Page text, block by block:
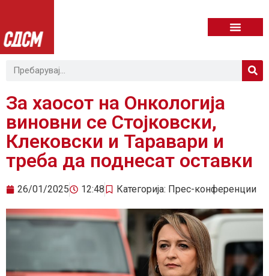
За хаосот на Онкологија
виновни се Стојковски,
Клековски и Таравари и
треба да поднесат оставки
26/01/2025 12:48 Категорија: Прес-конференции